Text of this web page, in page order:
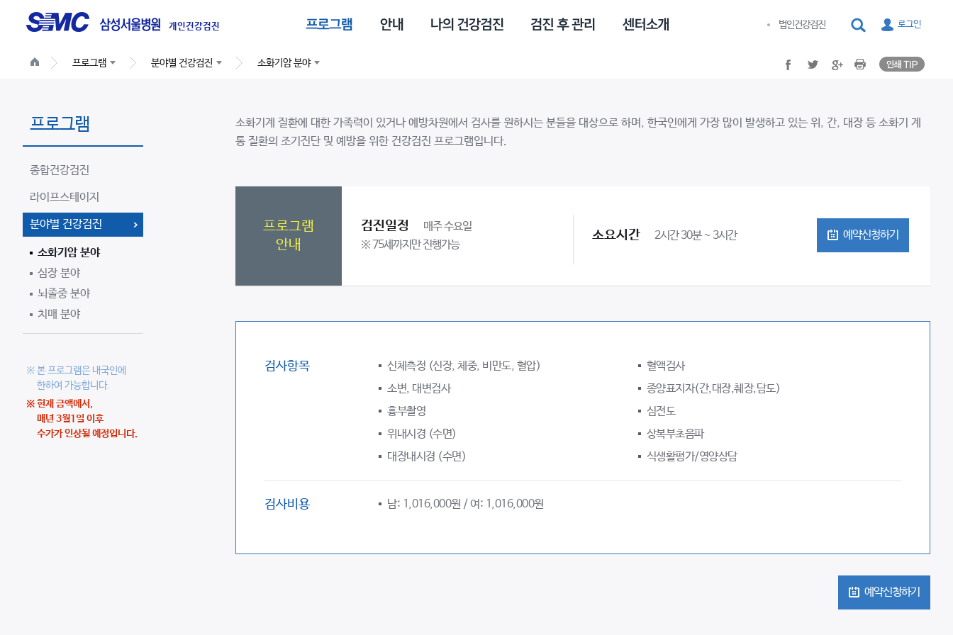
개인건강검진 로그인
검색
법인건강검진
프로그램 분야별 건강검진 소화기암 분야 Print
facebook
twitter google plus
프로그램
종합건강검진
라이프스테이지
분야별 건강검진
소화기암 분야
심장 분야
뇌졸중 분야
치매 분야
※ 본 프로그램은 내국인에
한하여 가능합니다.
※ 현재 금액에서,
매년 3월1일 이후
수가가 인상될 예정입니다.
소
화
소화기계 질환에 대한 가족력이 있거나 예방차원에서 검사를 원하시는 분들을 대상으로 하며, 한국인에게 가장 많이 발생하고 있는 위, 간, 대장 등 소화기 계
통 질환의 조기진단 및 예방을 위한 건강검진 프로그램입니다.
프로그램
안내
검진일정
매주 수요일
※ 75세까지만 진행가능
소요시간 2시간 30분 ~ 3시간 예약신청하기
검사항목 신체측정 (신장, 체중, 비만도, 혈압)
혈액검사
소변, 대변검사
종양표지자(간,대장,췌장,담도)
흉부촬영
심전도
위내시경 (수면)
상복부초음파
대장내시경 (수면)
식생활평가/영양상담
검사비용 남: 1,016,000원 / 여: 1,016,000원
예약신청하기